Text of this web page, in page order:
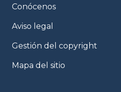
Conócenos
Aviso legal
Gestión del copyright
Mapa del sitio